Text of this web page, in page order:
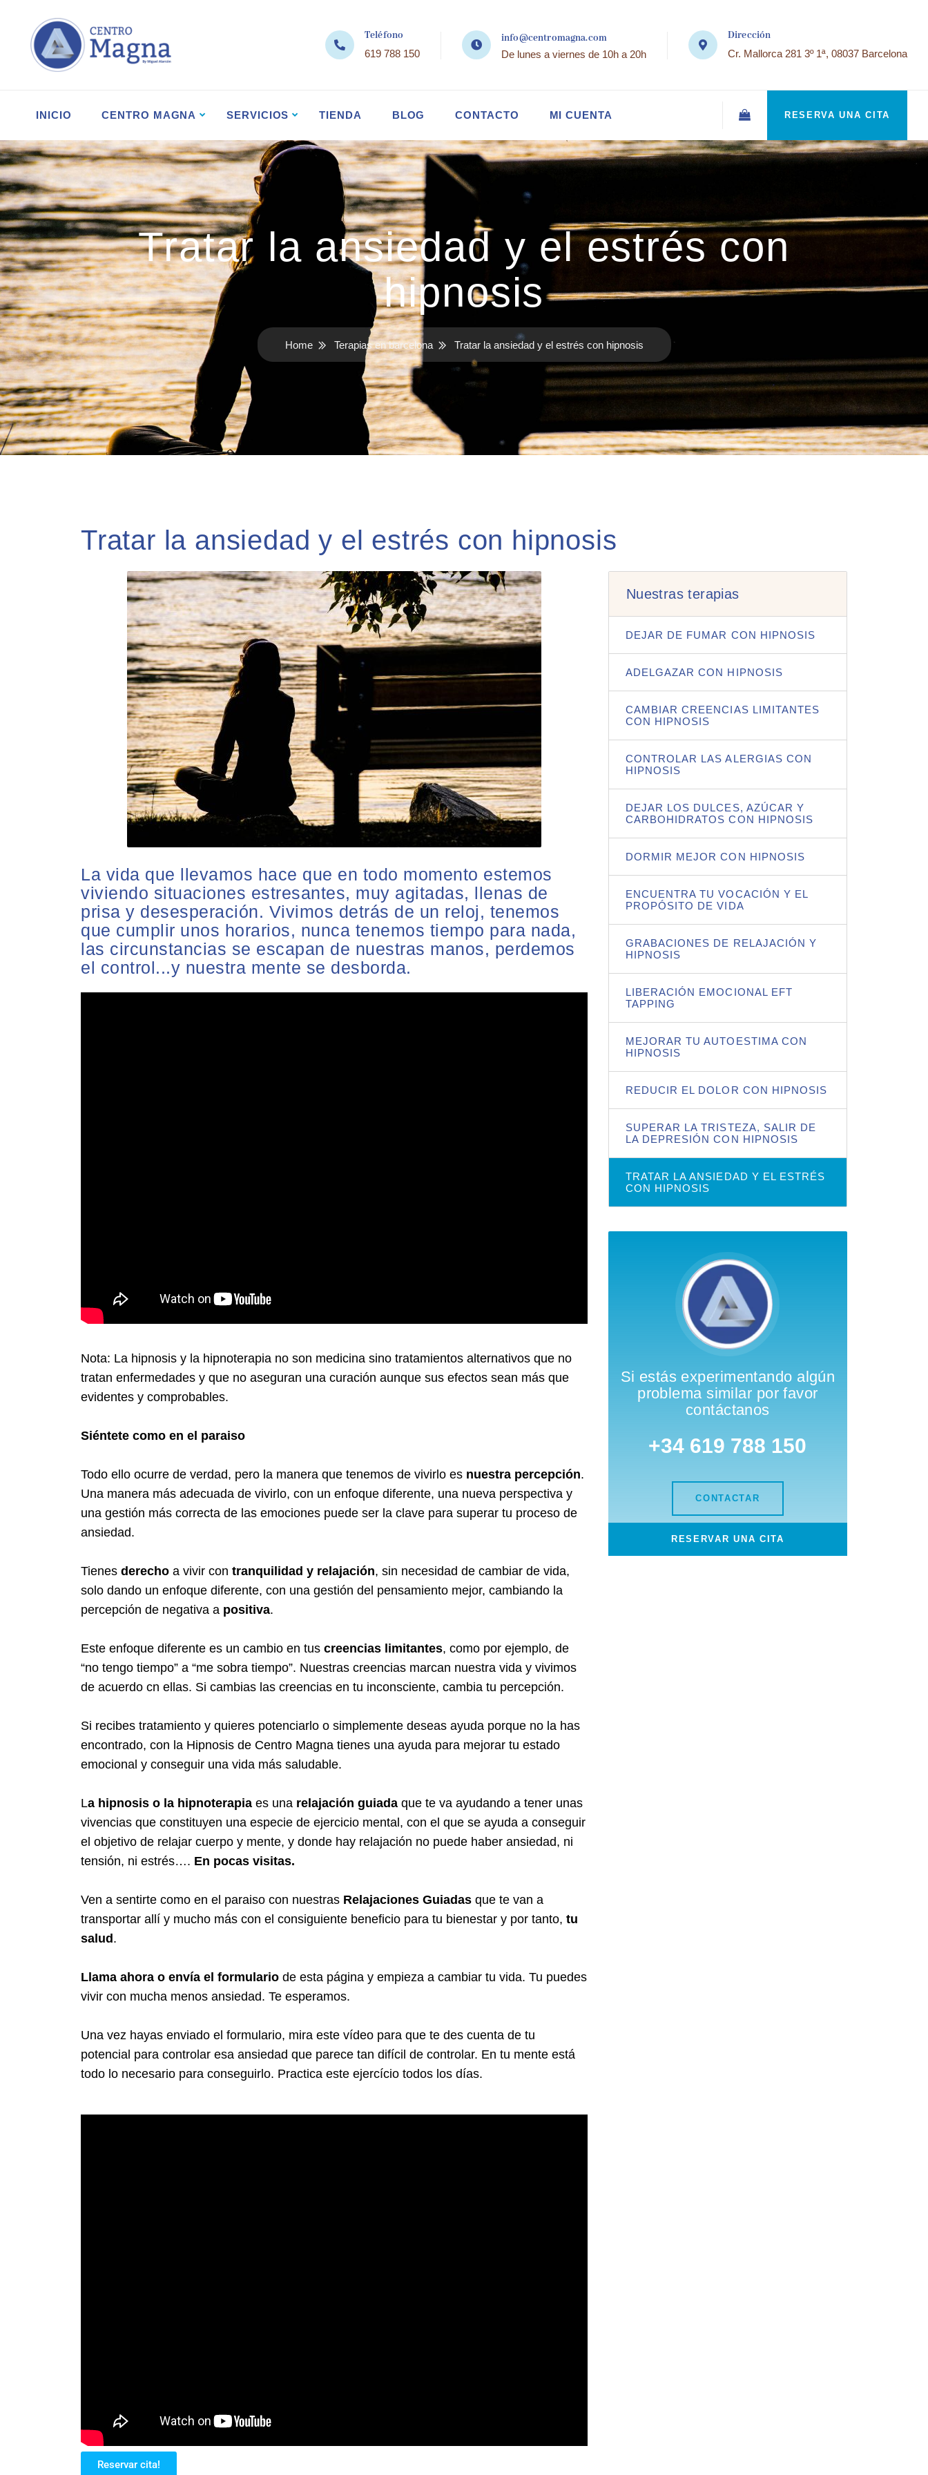
Teléfono
619 788 150
info@centromagna.com
De lunes a viernes de 10h a 20h
Dirección
Cr. Mallorca 281 3º 1ª, 08037 Barcelona
INICIO CENTRO MAGNA SERVICIOS TIENDA BLOG CONTACTO MI CUENTA RESERVA UNA CITA
Tratar la ansiedad y el estrés con
hipnosis
Home Terapias en barcelona Tratar la ansiedad y el estrés con hipnosis
Tratar la ansiedad y el estrés con hipnosis
La vida que llevamos hace que en todo momento estemos
viviendo situaciones estresantes, muy agitadas, llenas de
prisa y desesperación. Vivimos detrás de un reloj, tenemos
que cumplir unos horarios, nunca tenemos tiempo para nada,
las circunstancias se escapan de nuestras manos, perdemos
el control...y nuestra mente se desborda.
Nota: La hipnosis y la hipnoterapia no son medicina sino tratamientos alternativos que no
tratan enfermedades y que no aseguran una curación aunque sus efectos sean más que
evidentes y comprobables.
Siéntete como en el paraiso
Todo ello ocurre de verdad, pero la manera que tenemos de vivirlo es nuestra percepción.
Una manera más adecuada de vivirlo, con un enfoque diferente, una nueva perspectiva y
una gestión más correcta de las emociones puede ser la clave para superar tu proceso de
ansiedad.
Tienes derecho a vivir con tranquilidad y relajación, sin necesidad de cambiar de vida,
solo dando un enfoque diferente, con una gestión del pensamiento mejor, cambiando la
percepción de negativa a positiva.
Este enfoque diferente es un cambio en tus creencias limitantes, como por ejemplo, de
“no tengo tiempo” a “me sobra tiempo”. Nuestras creencias marcan nuestra vida y vivimos
de acuerdo cn ellas. Si cambias las creencias en tu inconsciente, cambia tu percepción.
Si recibes tratamiento y quieres potenciarlo o simplemente deseas ayuda porque no la has
encontrado, con la Hipnosis de Centro Magna tienes una ayuda para mejorar tu estado
emocional y conseguir una vida más saludable.
La hipnosis o la hipnoterapia es una relajación guiada que te va ayudando a tener unas
vivencias que constituyen una especie de ejercicio mental, con el que se ayuda a conseguir
el objetivo de relajar cuerpo y mente, y donde hay relajación no puede haber ansiedad, ni
tensión, ni estrés…. En pocas visitas.
Ven a sentirte como en el paraiso con nuestras Relajaciones Guiadas que te van a
transportar allí y mucho más con el consiguiente beneficio para tu bienestar y por tanto, tu
salud.
Llama ahora o envía el formulario de esta página y empieza a cambiar tu vida. Tu puedes
vivir con mucha menos ansiedad. Te esperamos.
Una vez hayas enviado el formulario, mira este vídeo para que te des cuenta de tu
potencial para controlar esa ansiedad que parece tan difícil de controlar. En tu mente está
todo lo necesario para conseguirlo. Practica este ejercício todos los días.
Reservar cita!
Nuestras terapias
DEJAR DE FUMAR CON HIPNOSIS
ADELGAZAR CON HIPNOSIS
CAMBIAR CREENCIAS LIMITANTES
CON HIPNOSIS
CONTROLAR LAS ALERGIAS CON
HIPNOSIS
DEJAR LOS DULCES, AZÚCAR Y
CARBOHIDRATOS CON HIPNOSIS
DORMIR MEJOR CON HIPNOSIS
ENCUENTRA TU VOCACIÓN Y EL
PROPÓSITO DE VIDA
GRABACIONES DE RELAJACIÓN Y
HIPNOSIS
LIBERACIÓN EMOCIONAL EFT
TAPPING
MEJORAR TU AUTOESTIMA CON
HIPNOSIS
REDUCIR EL DOLOR CON HIPNOSIS
SUPERAR LA TRISTEZA, SALIR DE
LA DEPRESIÓN CON HIPNOSIS
TRATAR LA ANSIEDAD Y EL ESTRÉS
CON HIPNOSIS
Si estás experimentando algún
problema similar por favor
contáctanos
+34 619 788 150
CONTACTAR
RESERVAR UNA CITA